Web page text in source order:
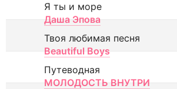
Я ты и море
Даша Эпова
Твоя любимая песня
Beautiful Boys
Путеводная
МОЛОДОСТЬ ВНУТРИ